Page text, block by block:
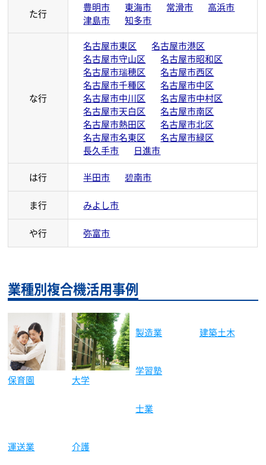
た行
豊明市 東海市 常滑市
高浜市
津島市
知多市
な行
名古屋市東区
名古屋市港区
名古屋市守山区
名古屋市昭和区
名古屋市瑞穂区
名古屋市西区
名古屋市千種区
名古屋市中区
名古屋市中川区
名古屋市中村区
名古屋市天白区
名古屋市南区
名古屋市熱田区
名古屋市北区
名古屋市名東区
名古屋市緑区
長久手市
日進市
は行 半田市 碧南市
ま行 みよし市
や行 弥富市
業種別複合機活用事例
保育園 大学